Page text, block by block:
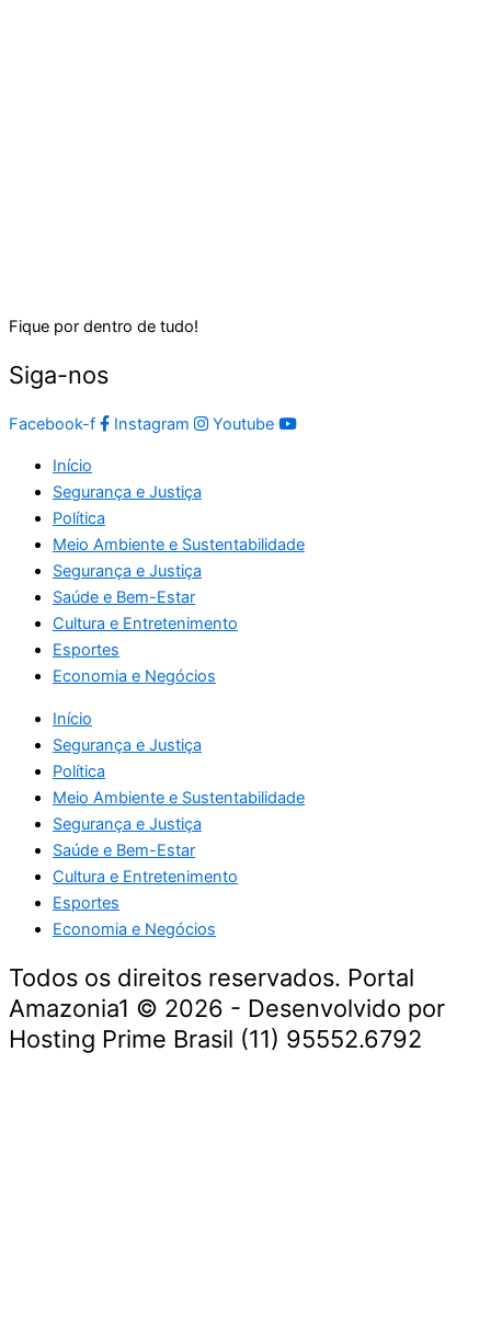
Fique por dentro de tudo!
Siga-nos
Facebook-f Instagram Youtube
Início
Segurança e Justiça
Política
Meio Ambiente e Sustentabilidade
Segurança e Justiça
Saúde e Bem-Estar
Cultura e Entretenimento
Esportes
Economia e Negócios
Início
Segurança e Justiça
Política
Meio Ambiente e Sustentabilidade
Segurança e Justiça
Saúde e Bem-Estar
Cultura e Entretenimento
Esportes
Economia e Negócios
Todos os direitos reservados. Portal
Amazonia1 © 2026 - Desenvolvido por
Hosting Prime Brasil (11) 95552.6792